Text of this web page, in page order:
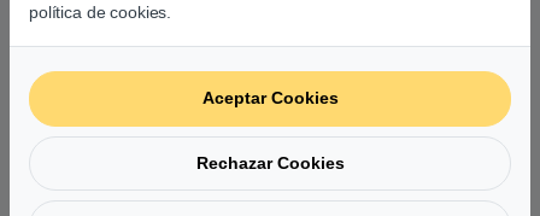
No hay preguntas aún. Sé el primero en hacer
Tu pregunta*
política de cookies.
Aceptar Cookies
Rechazar Cookies